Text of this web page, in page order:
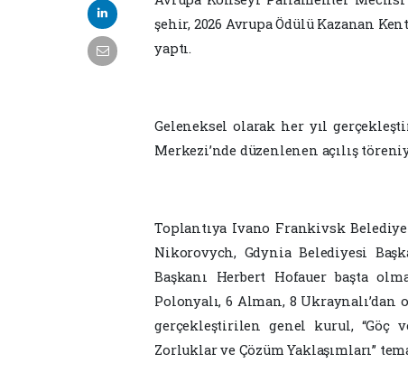
şehir, 2026 Avrupa Ödülü Kazanan
yaptı.
Geleneksel olarak her yıl
Merkezi’nde düzenlenen açılış
Toplantıya Ivano Frankivsk
Nikorovych, Gdynia Belediyesi
Başkanı Herbert Hofauer başta
Polonyalı, 6 Alman, 8
gerçekleştirilen genel kurul, “Göç
Zorluklar ve Çözüm Yaklaşımları”